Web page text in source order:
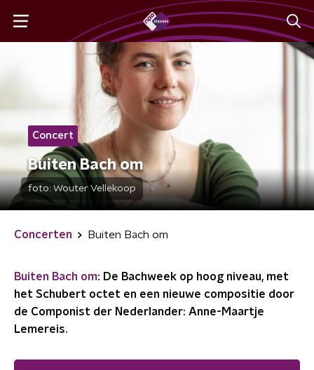
Concert
Buiten Bach om
foto: Wouter Vellekoop
Concerten Buiten Bach om
Buiten Bach om: De Bachweek op hoog niveau, met
het Schubert octet en een nieuwe compositie door
de Componist der Nederlander: Anne-Maartje
Lemereis.